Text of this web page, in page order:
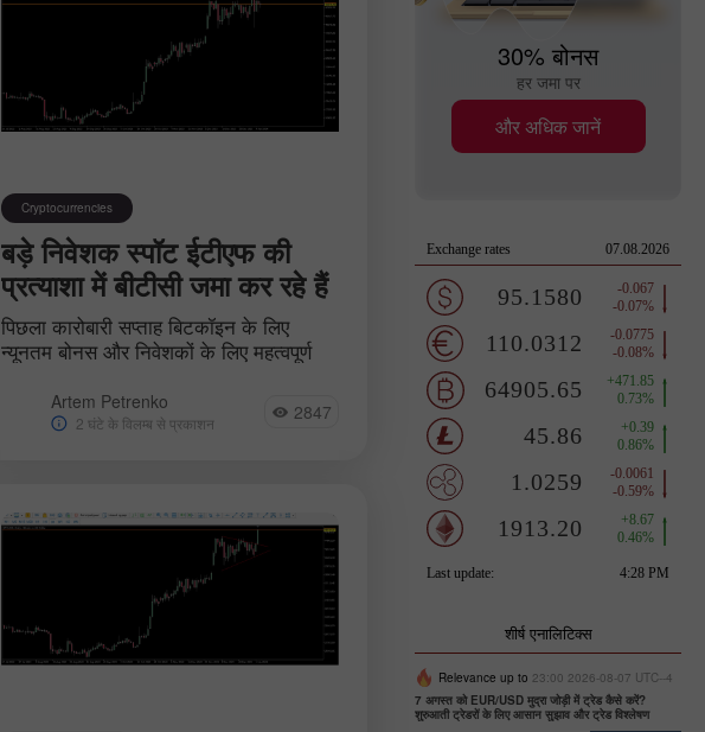
Cryptocurrencies
बड़े निवेशक स्पॉट ईटीएफ की
प्रत्याशा में बीटीसी जमा कर रहे हैं
पिछला कारोबारी सप्ताह बिटकॉइन के लिए
न्यूनतम बोनस और निवेशकों के लिए महत्वपूर्ण
अस्थिरता के कारण, बीटीसी-ईटीएफ अनुमोदन
की प्रत्याशा से प्रेरित.
Artem Petrenko
2 घंटे के विलम्ब से प्रकाशन 2847
30% बोनस
हर जमा पर
और अधिक जानें
शीर्ष एनालिटिक्स
Relevance up to 23:00 2026-08-07 UTC--4
7 अगस्त को EUR/USD मुद्रा जोड़ी में ट्रेड कैसे करें?
शुरुआती ट्रेडरों के लिए आसान सुझाव और ट्रेड विश्लेषण